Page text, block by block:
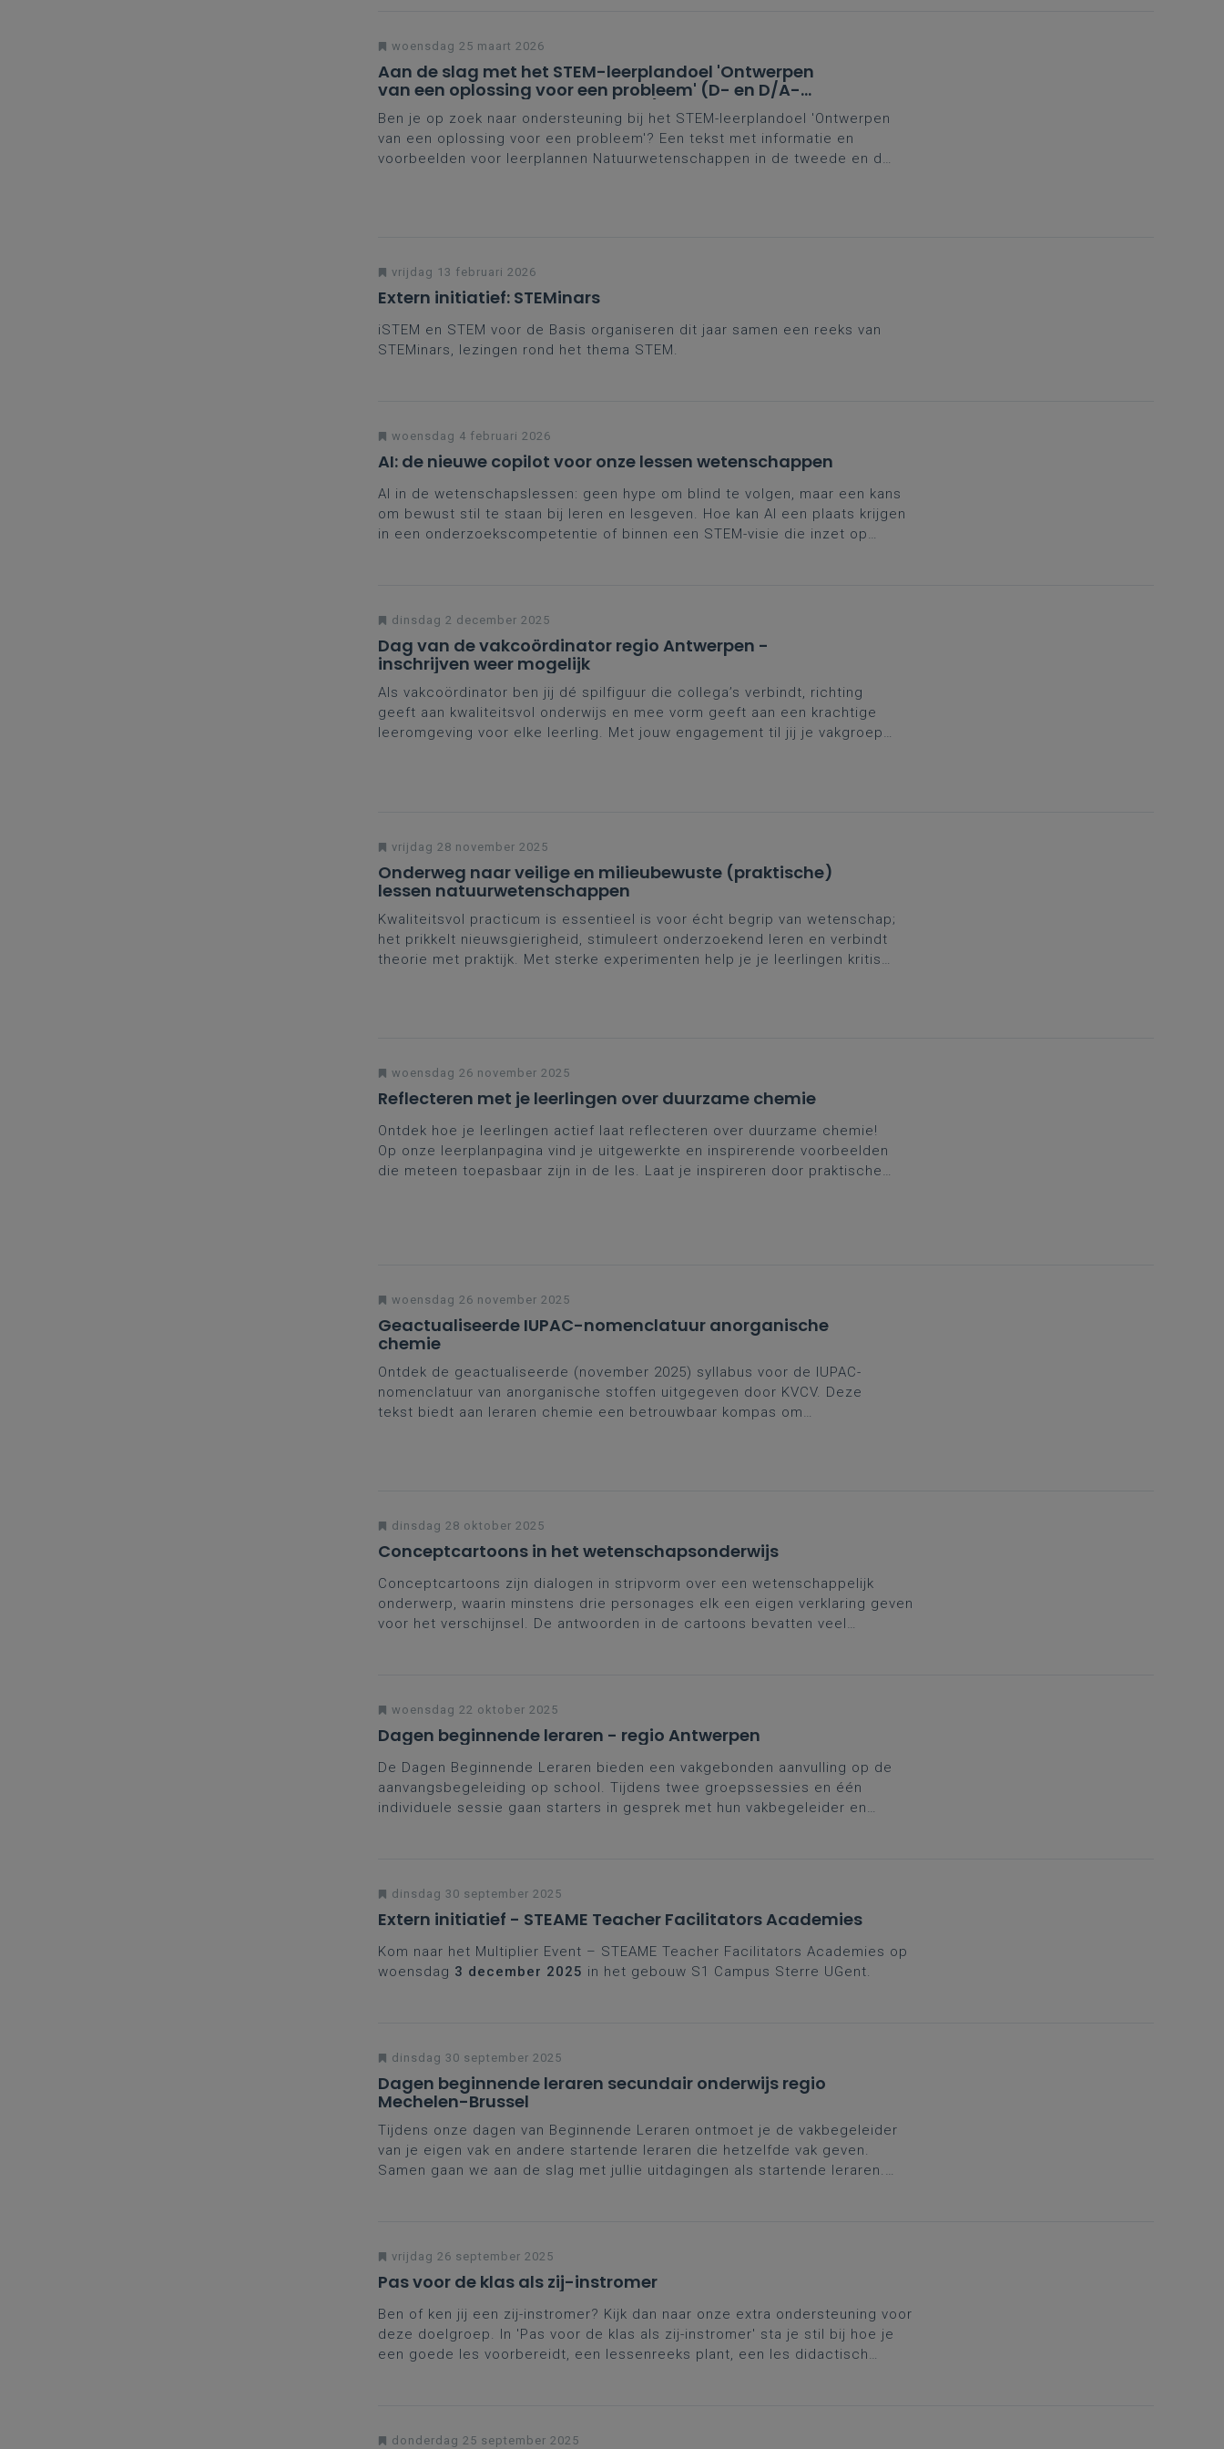
woensdag 25 maart 2026
Aan de slag met het STEM-leerplandoel 'Ontwerpen
van een oplossing voor een probleem' (D- en D/A-
finaliteit tweede en derde graad)
Ben je op zoek naar ondersteuning bij het STEM-leerplandoel 'Ontwerpen
van een oplossing voor een probleem'? Een tekst met informatie en
voorbeelden voor leerplannen Natuurwetenschappen in de tweede en de
vrijdag 13 februari 2026
Extern initiatief: STEMinars
iSTEM en STEM voor de Basis organiseren dit jaar samen een reeks van
STEMinars, lezingen rond het thema STEM.
woensdag 4 februari 2026
AI: de nieuwe copilot voor onze lessen wetenschappen
AI in de wetenschapslessen: geen hype om blind te volgen, maar een kans
om bewust stil te staan bij leren en lesgeven. Hoe kan AI een plaats krijgen
in een onderzoekscompetentie of binnen een STEM-visie die inzet op
dinsdag 2 december 2025
Dag van de vakcoördinator regio Antwerpen -
inschrijven weer mogelijk
Als vakcoördinator ben jij dé spilfiguur die collega’s verbindt, richting
geeft aan kwaliteitsvol onderwijs en mee vorm geeft aan een krachtige
leeromgeving voor elke leerling. Met jouw engagement til jij je vakgroep
vrijdag 28 november 2025
Onderweg naar veilige en milieubewuste (praktische)
lessen natuurwetenschappen
Kwaliteitsvol practicum is essentieel is voor écht begrip van wetenschap;
het prikkelt nieuwsgierigheid, stimuleert onderzoekend leren en verbindt
theorie met praktijk. Met sterke experimenten help je je leerlingen kritisch
woensdag 26 november 2025
Reflecteren met je leerlingen over duurzame chemie
Ontdek hoe je leerlingen actief laat reflecteren over duurzame chemie!
Op onze leerplanpagina vind je uitgewerkte en inspirerende voorbeelden
die meteen toepasbaar zijn in de les. Laat je inspireren door praktische
woensdag 26 november 2025
Geactualiseerde IUPAC-nomenclatuur anorganische
chemie
Ontdek de geactualiseerde (november 2025) syllabus voor de IUPAC-
nomenclatuur van anorganische stoffen uitgegeven door KVCV. Deze
tekst biedt aan leraren chemie een betrouwbaar kompas om
dinsdag 28 oktober 2025
Conceptcartoons in het wetenschapsonderwijs
Conceptcartoons zijn dialogen in stripvorm over een wetenschappelijk
onderwerp, waarin minstens drie personages elk een eigen verklaring geven
voor het verschijnsel. De antwoorden in de cartoons bevatten veel
woensdag 22 oktober 2025
Dagen beginnende leraren - regio Antwerpen
De Dagen Beginnende Leraren bieden een vakgebonden aanvulling op de
aanvangsbegeleiding op school. Tijdens twee groepssessies en één
individuele sessie gaan starters in gesprek met hun vakbegeleider en
dinsdag 30 september 2025
Extern initiatief - STEAME Teacher Facilitators Academies
Kom naar het Multiplier Event – STEAME Teacher Facilitators Academies op
woensdag 3 december 2025 in het gebouw S1 Campus Sterre UGent.
dinsdag 30 september 2025
Dagen beginnende leraren secundair onderwijs regio
Mechelen-Brussel
Tijdens onze dagen van Beginnende Leraren ontmoet je de vakbegeleider
van je eigen vak en andere startende leraren die hetzelfde vak geven.
Samen gaan we aan de slag met jullie uitdagingen als startende leraren.
Mechelen
vrijdag 26 september 2025
Pas voor de klas als zij-instromer
Ben of ken jij een zij-instromer? Kijk dan naar onze extra ondersteuning voor
deze doelgroep. In 'Pas voor de klas als zij-instromer' sta je stil bij hoe je
een goede les voorbereidt, een lessenreeks plant, een les didactisch
donderdag 25 september 2025